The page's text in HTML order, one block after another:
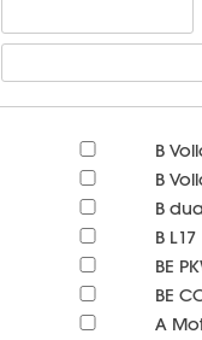
B
B
B
B L17
BE
BE
A